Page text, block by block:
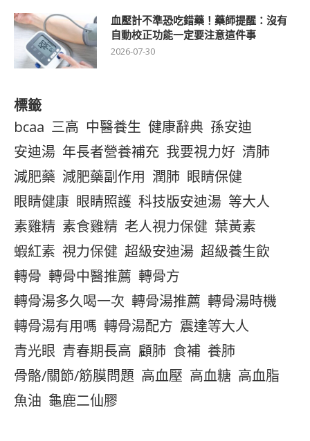
血壓計不準恐吃錯藥！藥師提醒：沒有
自動校正功能一定要注意這件事
2026-07-30
標籤
bcaa 三高 中醫養生 健康辭典 孫安迪
安迪湯 年長者營養補充 我要視力好 清肺
減肥藥 減肥藥副作用 潤肺 眼睛保健
眼睛健康 眼睛照護 科技版安迪湯 等大人
素雞精 素食雞精 老人視力保健 葉黃素
蝦紅素 視力保健 超級安迪湯 超級養生飲
轉骨 轉骨中醫推薦 轉骨方
轉骨湯多久喝一次 轉骨湯推薦 轉骨湯時機
轉骨湯有用嗎 轉骨湯配方 震達等大人
青光眼 青春期長高 顧肺 食補 養肺
骨骼/關節/筋膜問題 高血壓 高血糖 高血脂
魚油 龜鹿二仙膠